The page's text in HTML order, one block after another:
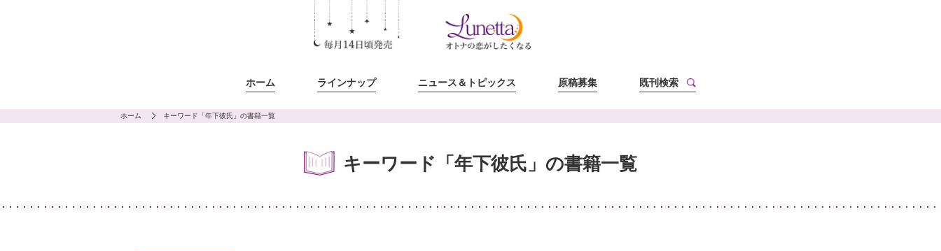
ホーム ラインナップ ニュース ＆トピックス 原稿募集 既刊検索
ホーム キーワード「年下彼氏」の書籍一覧
キーワード「年下彼氏」の書籍一覧